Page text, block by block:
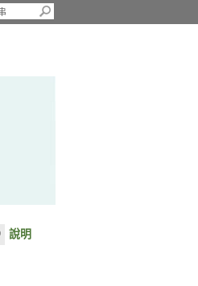
說明